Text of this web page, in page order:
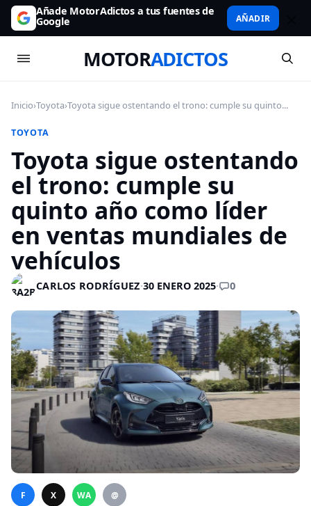
Añade MotorAdictos a tus fuentes de
Google AÑADIR
MOTORADICTOS
Inicio›Toyota›Toyota sigue ostentando el trono: cumple su quinto...
TOYOTA
Toyota sigue ostentando
el trono: cumple su
quinto año como líder
en ventas mundiales de
vehículos
CARLOS RODRÍGUEZ·30 ENERO 2025· 0
F X WA @